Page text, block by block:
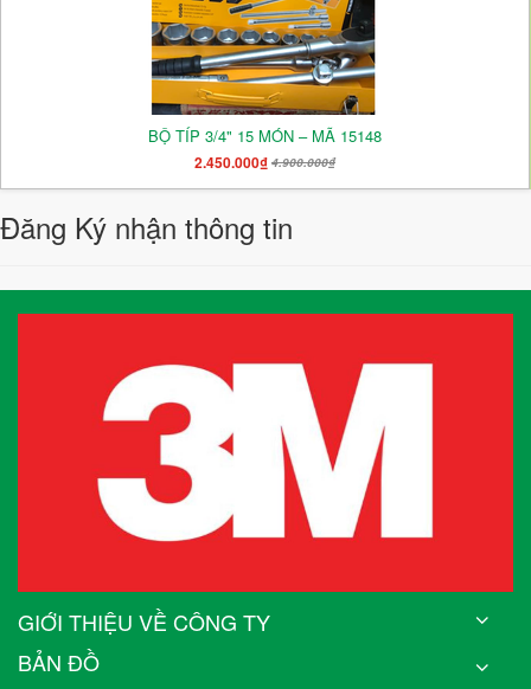
BỘ TÍP 3/4" 15 MÓN – MÃ 15148
2.450.000₫ 4.900.000₫
Đăng Ký nhận thông tin
GIỚI THIỆU VỀ CÔNG TY
BẢN ĐỒ